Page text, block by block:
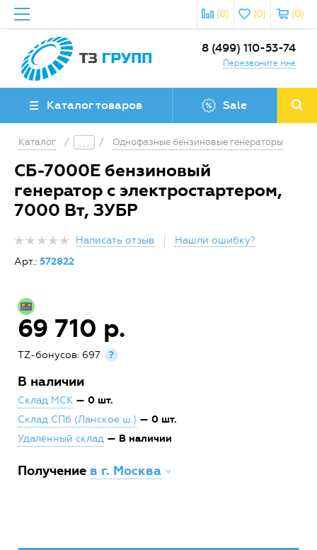
(0)
(0)
(0)
8 (499) 110-53-74
Перезвоните мне
Каталог товаров Sale
Каталог / / Однофазные бензиновые генераторы
СБ-7000Е бензиновый
генератор с электростартером,
7000 Вт, ЗУБР
Написать отзыв
Нашли ошибку?
Арт.: 572822
69 710 р.
TZ-бонусов: 697 ?
В наличии
Склад МСК — 0 шт.
Склад СПб (Ланское ш.) — 0 шт.
Удалённый склад — В наличии
Получение в г. Москва